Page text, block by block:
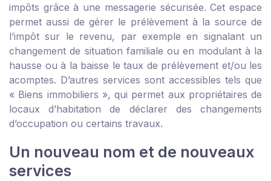
impôts grâce à une messagerie sécurisée. Cet espace
permet aussi de gérer le prélèvement à la source de
l’impôt sur le revenu, par exemple en signalant un
changement de situation familiale ou en modulant à la
hausse ou à la baisse le taux de prélèvement et/ou les
acomptes. D’autres services sont accessibles tels que
« Biens immobiliers », qui permet aux propriétaires de
locaux d’habitation de déclarer des changements
d’occupation ou certains travaux.
Un nouveau nom et de nouveaux
services